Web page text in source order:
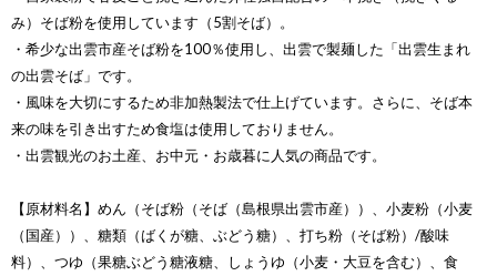
み）そば粉を使用しています（5割そば）。
・希少な出雲市産そば粉を100％使用し、出雲で製麺した「出雲生まれ
の出雲そば」です。
・風味を大切にするため非加熱製法で仕上げています。さらに、そば本
来の味を引き出すため食塩は使用しておりません。
・出雲観光のお土産、お中元・お歳暮に人気の商品です。
【原材料名】めん（そば粉（そば（島根県出雲市産））、小麦粉（小麦
（国産））、糖類（ばくが糖、ぶどう糖）、打ち粉（そば粉）/酸味
料）、つゆ（果糖ぶどう糖液糖、しょうゆ（小麦・大豆を含む）、食